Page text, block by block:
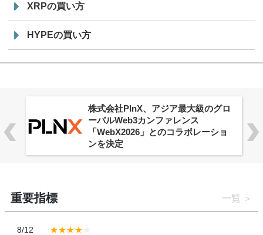
XRPの買い方
HYPEの買い方
株式会社PlnX、アジア最大級のグロ
ーバルWeb3カンファレンス
「WebX2026」とのコラボレーショ
ンを決定
重要指標 一覧
8/12